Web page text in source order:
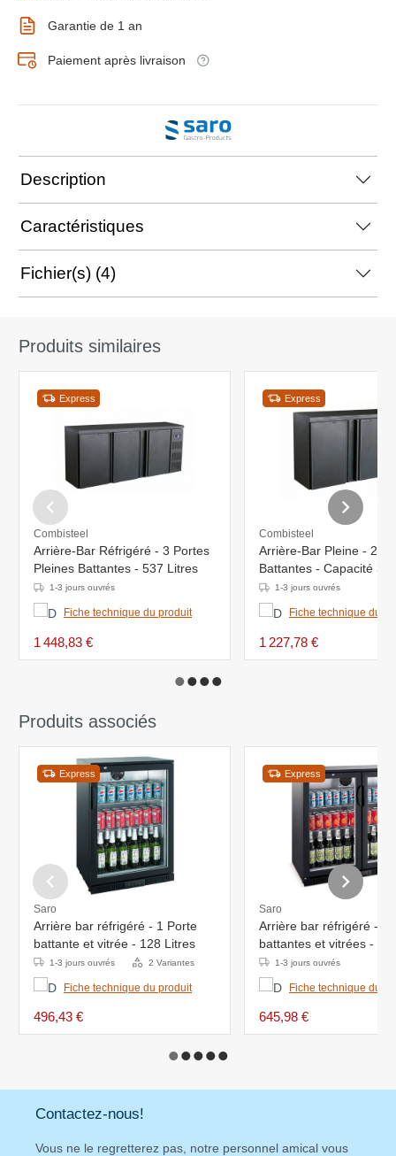
Garantie de 1 an
Paiement après livraison
Description
Caractéristiques
Fichier(s) (4)
Produits similaires
Express
Combisteel
Arrière-Bar Réfrigéré - 3 Portes
Pleines Battantes - 537 Litres
1-3 jours ouvrés
Fiche technique du produit
1 448,83 €
Express
Combisteel
Arrière-Bar Pleine - 2
Battantes - Capacité
860(h)mm
1-3 jours ouvrés
Fiche technique du
1 227,78 €
Produits associés
Express
Saro
Arrière bar réfrigéré - 1 Porte
battante et vitrée - 128 Litres
1-3 jours ouvrés 2 Variantes
Fiche technique du produit
496,43 €
Express
Saro
Arrière bar réfrigéré - 2
battantes et vitrées -
1-3 jours ouvrés
Fiche technique du
645,98 €
Contactez-nous!
Vous ne le regretterez pas, notre personnel amical vous